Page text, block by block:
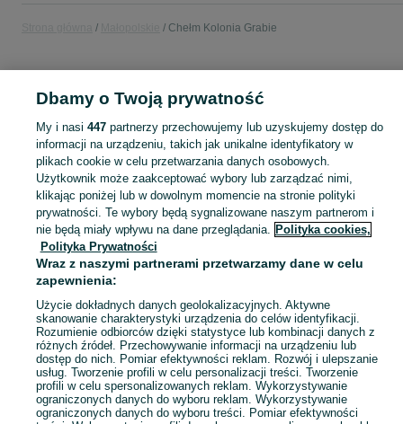
Chełm Kolonia Grabie
pelet
Skorzystaj z największego serwisu ogłoszeniowego - Chełm Kolonia Grabie i okolice! Kupuj to, czego pragniesz i sprzedawaj to, czego już nie potrzebujesz! Zobacz
Mapa kategorii
Mapa miejscowości
Mapa ministron
Popularne wyszukiwania
Dbamy o Twoją prywatność
My i nasi 447partnerzy przechowujemy lub uzyskujemy dostęp do
informacji na urządzeniu, takich jak unikalne identyfikatory w
plikach cookie w celu przetwarzania danych osobowych.
Użytkownik może zaakceptować wybory lub zarządzać nimi,
klikając poniżej lub w dowolnym momencie na stronie polityki
prywatności. Te wybory będą sygnalizowane naszym partnerom i
nie będą miały wpływu na dane przeglądania. Polityka cookies,
Polityka Prywatności
Wraz z naszymi partnerami przetwarzamy dane w celu
zapewnienia:
Użycie dokładnych danych geolokalizacyjnych. Aktywne
skanowanie charakterystyki urządzenia do celów identyfikacji.
Rozumienie odbiorców dzięki statystyce lub kombinacji danych z
różnych źródeł. Przechowywanie informacji na urządzeniu lub
dostęp do nich. Pomiar efektywności reklam. Rozwój i ulepszanie
usług. Tworzenie profili w celu personalizacji treści. Tworzenie
profili w celu spersonalizowanych reklam. Wykorzystywanie
ograniczonych danych do wyboru reklam. Wykorzystywanie
ograniczonych danych do wyboru treści. Pomiar efektywności